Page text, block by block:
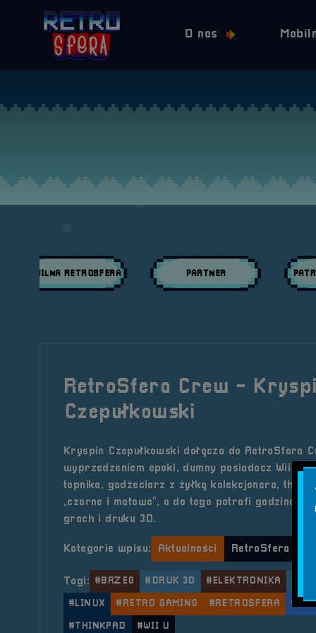
O nas
MOBILNA RETROSFERA PARTNER
RetroSfera Crew -
Czepułkowski
Kryspin Czepułkowski dołącza do RetroSfera
wyprzedzeniem epoki, dumny posiadacz Wii U,
topnika, gadżeciarz z żyłką kolekcjonera,
„czarne i matowe”, a do tego potrafi godzinami
grach i druku 3D.
Kategorie wpisu: Aktualności RetroSfera Crew
Tagi: #BRZEG #DRUK 3D #ELEKTRONIKA
#LINUX #RETRO GAMING #RETROSFERA
#THINKPAD #WII U